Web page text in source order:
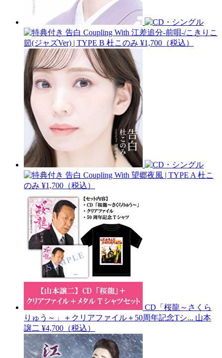
告白 Coupling With 江差追分-前唄-/こきりこ
節(ジャズVer) | TYPE B 杜このみ ¥1,700（税込）
告白 Coupling With 望郷夜風 | TYPE A 杜こ
のみ ¥1,700（税込）
CD「桜龍～さくら
りゅう～」＋クリアファイル＋50周年記念Tシ... 山本
譲二 ¥4,700（税込）